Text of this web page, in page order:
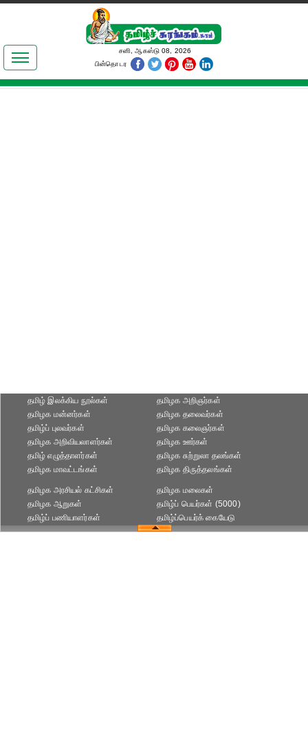
இலக்கியங்கள்
தமிழ் உலகம்
சனி, ஆகஸ்டு 08, 2026
பின்தொடர
தமிழ் இலக்கிய நூல்கள்
தமிழக மன்னர்கள்
தமிழ்ப் புலவர்கள்
தமிழக அறிஞர்கள்
தமிழக தலைவர்கள்
தமிழக கலைஞர்கள்
தமிழக அறிவியலாளர்கள்‎
தமிழ் எழுத்தாளர்கள்
தமிழக மாவட்டங்கள்
தமிழக ஊர்கள்
தமிழக சுற்றுலா தலங்கள்
தமிழக திருத்தலங்கள்
தமிழக அரசியல் கட்சிகள்
தமிழக ஆறுகள்
தமிழ்ப் பணியாளர்கள்
தமிழக மலைகள்
தமிழ்ப் பெயர்கள் (5000)
தமிழ்ப்பெயர்க் கையேடு